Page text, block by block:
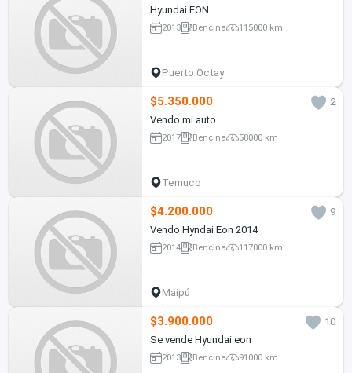
Hyundai EON
2013 Bencina 115000 km
Puerto Octay
$5.350.000
2
Vendo mi auto
2017 Bencina 58000 km
Temuco
$4.200.000
9
Vendo Hyndai Eon 2014
2014 Bencina 117000 km
Maipú
$3.900.000
10
Se vende Hyundai eon
2013 Bencina 91000 km